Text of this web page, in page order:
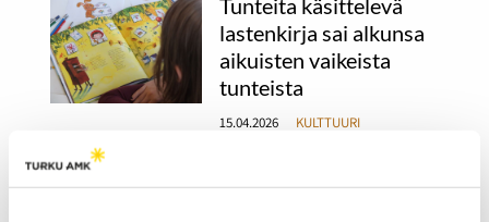
lastenkirja sai alkunsa
aikuisten vaikeista
tunteista
15.04.2026 KULTTUURI
van de Kreeken